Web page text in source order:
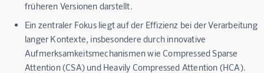
früheren Versionen darstellt.
Ein zentraler Fokus liegt auf der Effizienz bei der Verarbeitung
langer Kontexte, insbesondere durch innovative
Aufmerksamkeitsmechanismen wie Compressed Sparse
Attention (CSA) und Heavily Compressed Attention (HCA).